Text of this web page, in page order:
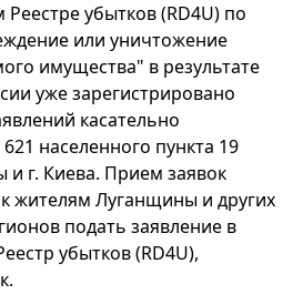
убытков (RD4U) по
или уничтожение
имущества" в результате
уже зарегистрировано
касательно
населенного пункта 19
и г. Киева. Прием заявок
жителям Луганщины и других
подать заявление в
убытков (RD4U),